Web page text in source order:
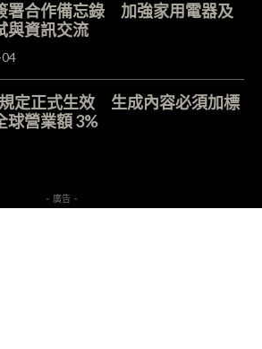
署合作備忘錄 加強家用電器及
與資訊交流
定正式生效 生成內容必須加標
營業額 3%
- 廣告 -